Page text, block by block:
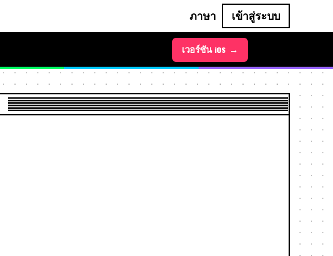
ภาษา เข้าสู่ระบบ
เวอร์ชัน Android →
เวอร์ชัน iOS →